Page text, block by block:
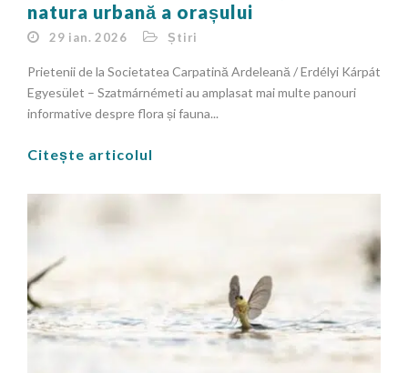
natura urbană a orașului
29 ian. 2026 Știri
Prietenii de la Societatea Carpatină Ardeleană / Erdélyi Kárpát
Egyesület – Szatmárnémeti au amplasat mai multe panouri
informative despre flora și fauna...
Citește articolul